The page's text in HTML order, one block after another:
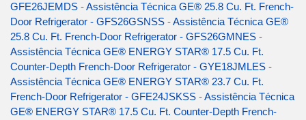
GFE26JEMDS -Assistência Técnica GE® 25.8 Cu. Ft. French-
Door Refrigerator - GFS26GSNSS -Assistência Técnica GE®
25.8 Cu. Ft. French-Door Refrigerator - GFS26GMNES -
Assistência Técnica GE® ENERGY STAR® 17.5 Cu. Ft.
Counter-Depth French-Door Refrigerator - GYE18JMLES -
Assistência Técnica GE® ENERGY STAR® 23.7 Cu. Ft.
French-Door Refrigerator - GFE24JSKSS -Assistência Técnica
GE® ENERGY STAR® 17.5 Cu. Ft. Counter-Depth French-